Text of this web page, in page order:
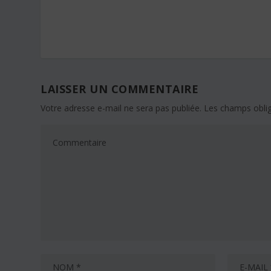
LAISSER UN COMMENTAIRE
Votre adresse e-mail ne sera pas publiée. Les champs